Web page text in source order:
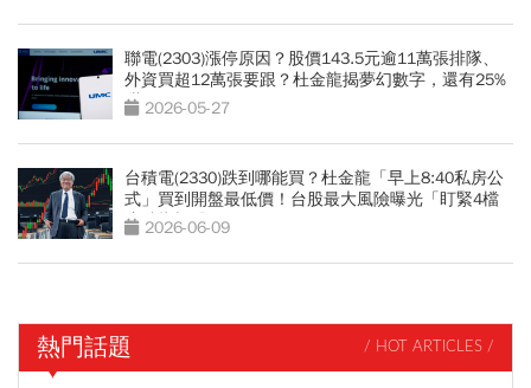
聯電(2303)漲停原因？股價143.5元逾11萬張排隊、
外資買超12萬張要跟？杜金龍揭夢幻數字，還有25%
甜頭2026-05-27
台積電(2330)跌到哪能買？杜金龍「早上8:40私房公
式」買到開盤最低價！台股最大風險曝光「盯緊4檔
止跌指標股」
2026-06-09
熱門話題 / HOT ARTICLES /